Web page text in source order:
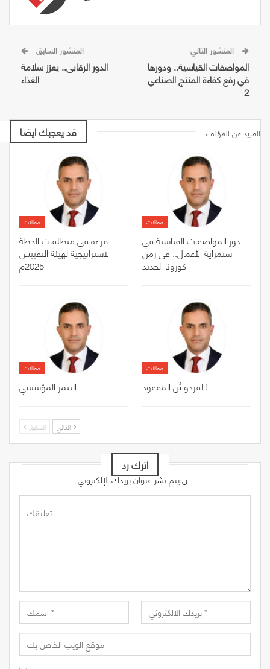
المنشور السابق
الدور الرقابى.. يعزز سلامة
الغذاء
المواصفات القياسية.. ودورها
في رفع كفاءة المنتج الصناعي
2
قد يعجبك ايضا المزيد عن المؤلف
مقالات
قراءة في منطلقات الخطة
الاستراتيجية لهيئة التقييس
2025م
مقالات
دور المواصفات القياسية في
استمراية الأعمال.. في زمن
كورونا الجديد
مقالات
التنمر المؤسسي
مقالات
الفردوسُ المفقود!
السابق
اترك رد
لن يتم نشر عنوان بريدك الإلكتروني.